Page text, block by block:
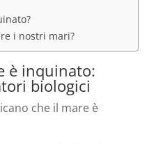
i nostri mari?
è inquinato:
biologici
che il mare è